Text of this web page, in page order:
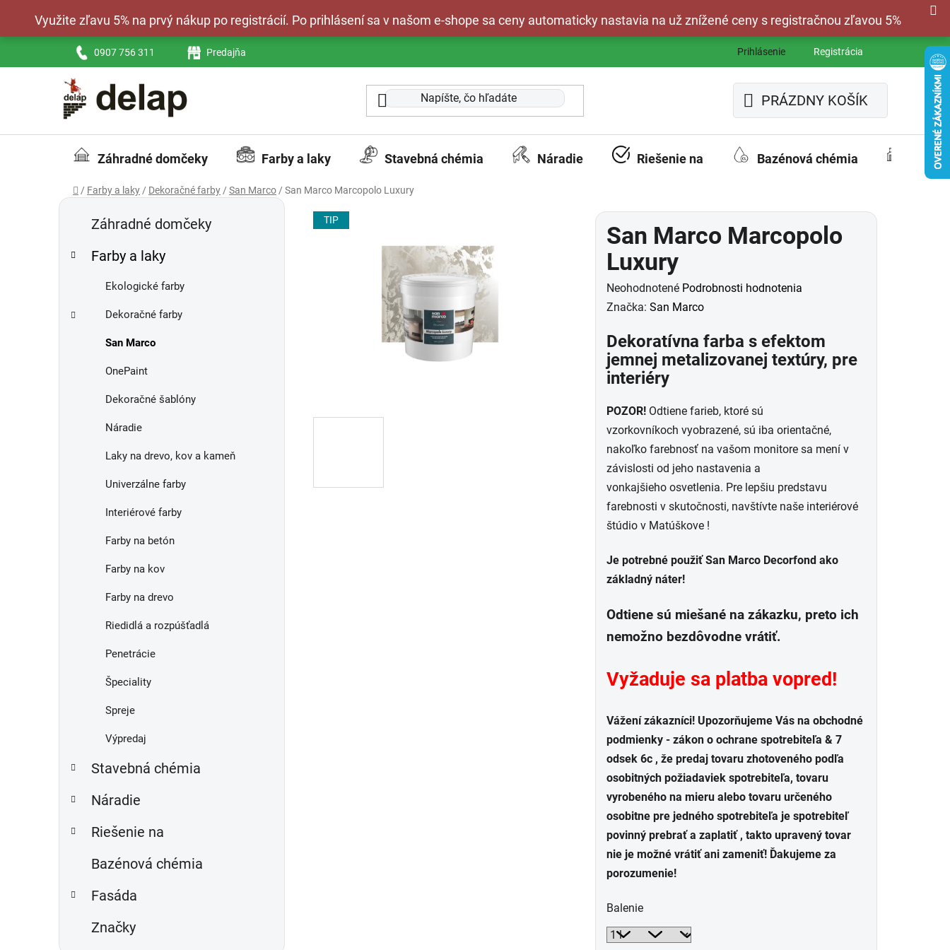
obsah
Využite zľavu 5% na prvý nákup po registrácií. Po prihlásení sa v našom e-shope sa ceny automaticky nastavia na už znížené ceny s registračnou zľavou 5%
0907 756 311 Predajňa Prihlásenie Registrácia
NÁKUPNÝ
KOŠÍK
PRÁZDNY KOŠÍK
Záhradné domčeky Farby a laky Stavebná chémia Náradie Riešenie na Bazénová chémia
Domov
/ Farby a laky/ Dekoračné farby/ San Marco/ San Marco Marcopolo Luxury
B
Preskočiť
kategórie
K
Záhradné domčeky
Farby a laky
Ekologické farby
Dekoračné farby
San Marco
OnePaint
Dekoračné šablóny
Náradie
Laky na drevo, kov a kameň
Univerzálne farby
Interiérové farby
Farby na betón
Farby na kov
Farby na drevo
Riedidlá a rozpúšťadlá
Penetrácie
Špeciality
Spreje
Výpredaj
Stavebná chémia
Náradie
Riešenie na
Bazénová chémia
Fasáda
Značky
San Marco Marcopolo
Luxury
Priemerné
hodnotenie
je
0,0
z
Neohodnotené Podrobnosti hodnotenia
Značka: San Marco
Dekoratívna farba s efektom
jemnej metalizovanej textúry, pre
interiéry
POZOR! Odtiene farieb, ktoré sú
vzorkovníkoch vyobrazené, sú iba orientačné,
nakoľko farebnosť na vašom monitore sa mení v
závislosti od jeho nastavenia a
vonkajšieho osvetlenia. Pre lepšiu predstavu
farebnosti v skutočnosti, navštívte naše interiérové
štúdio v Matúškove !
Je potrebné použiť San Marco Decorfond ako
základný náter!
Odtiene sú miešané na zákazku, preto ich
nemožno bezdôvodne vrátiť.
Vyžaduje sa platba vopred!
Vážení zákazníci! Upozorňujeme Vás na obchodné
podmienky - zákon o ochrane spotrebiteľa & 7
odsek 6c , že predaj tovaru zhotoveného podľa
osobitných požiadaviek spotrebiteľa, tovaru
vyrobeného na mieru alebo tovaru určeného
osobitne pre jedného spotrebiteľa je spotrebiteľ
povinný prebrať a zaplatiť , takto upravený tovar
nie je možné vrátiť ani zameniť! Ďakujeme za
porozumenie!
Balenie
TIP